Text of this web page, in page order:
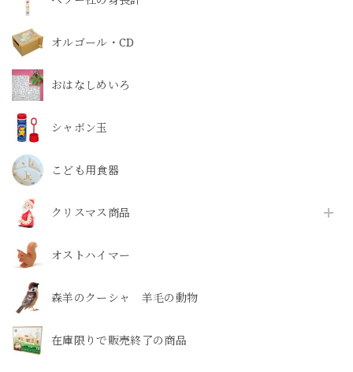
オルゴール・CD
おはなしめいろ
シャボン玉
こども用食器
クリスマス商品
オストハイマー
森羊のクーシャ 羊毛の動物
在庫限りで販売終了の商品